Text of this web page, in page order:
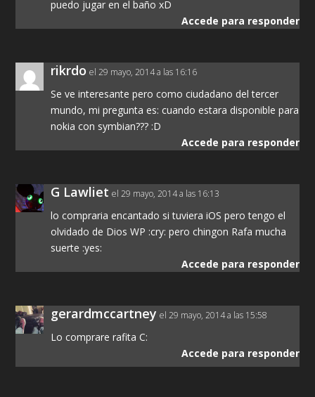
puedo jugar en el baño xD
Accede para responder
rikrdo el 29 mayo, 2014 a las 16:16
Se ve interesante pero como ciudadano del tercer
mundo, mi pregunta es: cuando estara disponible para
nokia con symbian??? :D
Accede para responder
G Lawliet el 29 mayo, 2014 a las 16:13
lo compraria encantado si tuviera iOS pero tengo el
olvidado de Dios WP :cry: pero chingon Rafa mucha
suerte :yes:
Accede para responder
gerardmccartney el 29 mayo, 2014 a las 15:58
Lo comprare rafita C:
Accede para responder